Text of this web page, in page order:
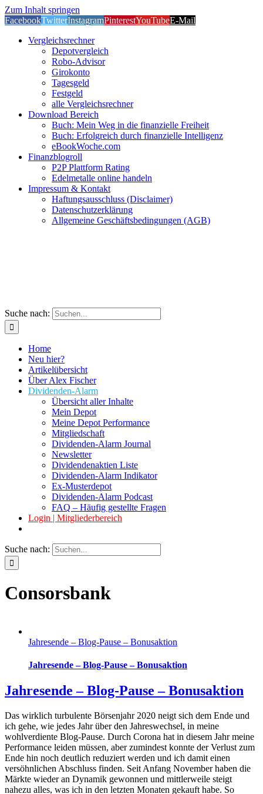
Zum Inhalt springen
FacebookTwitterInstagramPinterestYouTubeE-Mail
Vergleichsrechner
Depotvergleich
Robo-Advisor
Girokonto
Tagesgeld
Festgeld
alle Vergleichsrechner
Download Bereich
Buch: Mein Weg in die finanzielle Freiheit
Buch: Erfolgreich durch finanzielle Intelligenz
eBookWoche.com
Finanzblogroll
P2P Plattform Rating
Edelmetalle online handeln
Impressum & Kontakt
Haftungsausschluss (Disclaimer)
Datenschutzerklärung
Allgemeine Geschäftsbedingungen (AGB)
Suche nach:
Home
Neu hier?
Artikelübersicht
Über Alex Fischer
Dividenden-Alarm
Übersicht aller Inhalte
Mein Depot
Meine Depot Performance
Mitgliedschaft
Dividenden-Alarm Journal
Newsletter
Dividendenaktien Liste
Dividenden-Alarm Indikator
Ex-Musterdepot
Dividenden-Alarm Podcast
FAQ – Häufig gestellte Fragen
Login | Mitgliederbereich
Suche nach:
Consorsbank
Jahresende – Blog-Pause – Bonusaktion
Jahresende – Blog-Pause – Bonusaktion
Jahresende – Blog-Pause – Bonusaktion
Das wirklich turbulente Börsenjahr 2020 neigt sich dem Ende und
ich gehe, wie jedes Jahr über den Jahreswechsel, in meine
wohlverdiente Blog-Pause. Durch Corona hat in diesem Jahr meine
Performance leiden müssen, aber zumindest konnte der Verlust zum
Ende hin noch deutlich reduziert werden und ich damit einen
versöhnlichen Abschluss finden. Seit Anfang November haben die
Märkte wieder an Dynamik gewonnen und mittlerweile steigt
nahezu alles, was ich in den letzten Monaten gekauft habe. So